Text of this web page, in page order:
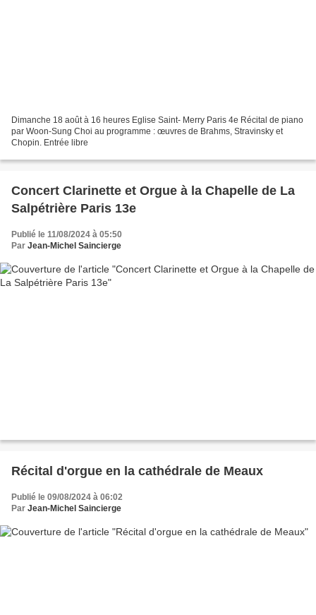
Dimanche 18 août à 16 heures Eglise Saint- Merry Paris 4e Récital de piano
par Woon-Sung Choi au programme : œuvres de Brahms, Stravinsky et
Chopin. Entrée libre
Concert Clarinette et Orgue à la Chapelle de La
Salpétrière Paris 13e
Publié le 11/08/2024 à 05:50
Par Jean-Michel Saincierge
Récital d'orgue en la cathédrale de Meaux
Publié le 09/08/2024 à 06:02
Par Jean-Michel Saincierge